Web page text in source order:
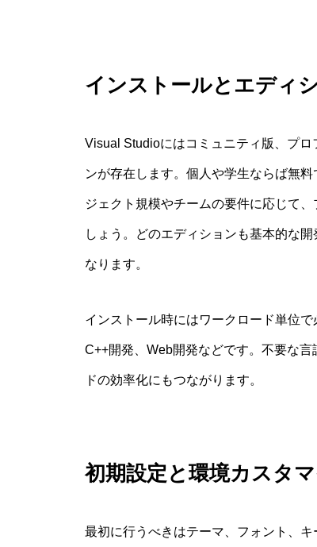
インストールとエディ
Visual Studioにはコミュニティ版、プ
ンが存在します。個人や学生ならば無
ジェクト規模やチームの要件に応じて
しょう。どのエディションも基本的な
なります。
インストール時にはワークロード単位
C++開発、Web開発などです。不要な
ドの効率化にもつながります。
初期設定と環境カスタ
最初に行うべきはテーマ、フォント、